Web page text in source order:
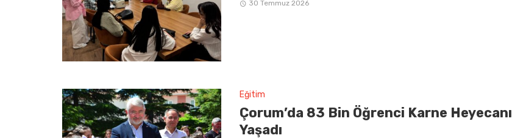
30 Temmuz 2026
Eğitim
Çorum’da 83 Bin Öğrenci Karne Heyecanı
Yaşadı